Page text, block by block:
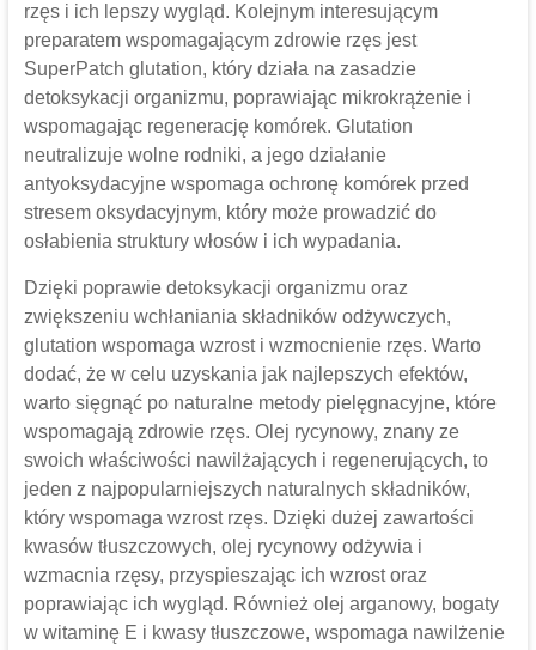
rzęs i ich lepszy wygląd. Kolejnym interesującym
preparatem wspomagającym zdrowie rzęs jest
SuperPatch glutation, który działa na zasadzie
detoksykacji organizmu, poprawiając mikrokrążenie i
wspomagając regenerację komórek. Glutation
neutralizuje wolne rodniki, a jego działanie
antyoksydacyjne wspomaga ochronę komórek przed
stresem oksydacyjnym, który może prowadzić do
osłabienia struktury włosów i ich wypadania.
Dzięki poprawie detoksykacji organizmu oraz
zwiększeniu wchłaniania składników odżywczych,
glutation wspomaga wzrost i wzmocnienie rzęs. Warto
dodać, że w celu uzyskania jak najlepszych efektów,
warto sięgnąć po naturalne metody pielęgnacyjne, które
wspomagają zdrowie rzęs. Olej rycynowy, znany ze
swoich właściwości nawilżających i regenerujących, to
jeden z najpopularniejszych naturalnych składników,
który wspomaga wzrost rzęs. Dzięki dużej zawartości
kwasów tłuszczowych, olej rycynowy odżywia i
wzmacnia rzęsy, przyspieszając ich wzrost oraz
poprawiając ich wygląd. Również olej arganowy, bogaty
w witaminę E i kwasy tłuszczowe, wspomaga nawilżenie